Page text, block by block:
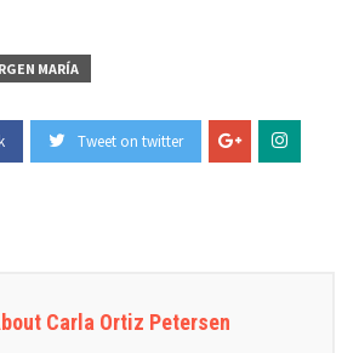
MARÍA
Tweet on twitter
Carla Ortiz Petersen